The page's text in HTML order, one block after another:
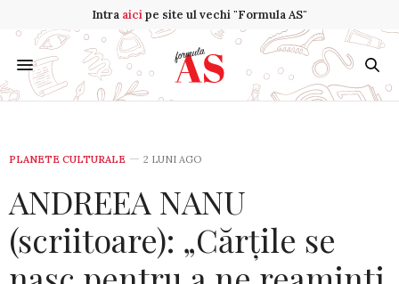
Intra aicipe site ul vechi "Formula AS"
PLANETE CULTURALE 2 LUNI AGO
ANDREEA NANU
(scriitoare): „Cărțile se